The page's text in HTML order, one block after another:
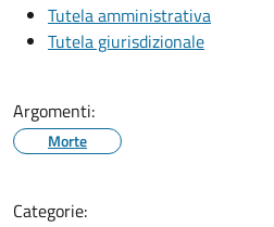
Tutela amministrativa
Tutela giurisdizionale
Argomenti:
Morte
Categorie: